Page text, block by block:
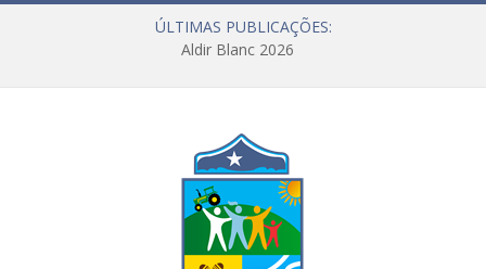
ÚLTIMAS PUBLICAÇÕES:
Aldir Blanc 2026